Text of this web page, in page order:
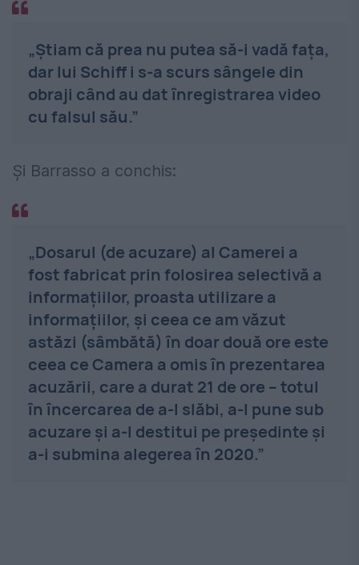
„Știam că prea nu putea să-i vadă fața,
dar lui Schiff i s-a scurs sângele din
obraji când au dat înregistrarea video
cu falsul său.”
Și Barrasso a conchis:
„Dosarul (de acuzare) al Camerei a
fost fabricat prin folosirea selectivă a
informațiilor, proasta utilizare a
informațiilor, și ceea ce am văzut
astăzi (sâmbătă) în doar două ore este
ceea ce Camera a omis în prezentarea
acuzării, care a durat 21 de ore – totul
în încercarea de a-l slăbi, a-l pune sub
acuzare și a-l destitui pe președinte și
a-i submina alegerea în 2020.”